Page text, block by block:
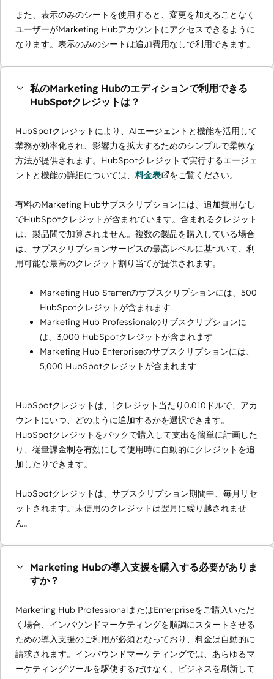
また、表示のみのシートを使用すると、変更を加えることなく
ユーザーがMarketing Hubアカウントにアクセスできるように
なります。表示のみのシートは追加費用なしで利用できます。
私のMarketing Hubのエディションで利用できる
HubSpotクレジットは？
HubSpotクレジットにより、AIエージェントと機能を活用して
業務が効率化され、影響力を拡大するためのシンプルで柔軟な
方法が提供されます。HubSpotクレジットで実行するエージェ
ントと機能の詳細については、 料金表 をご覧ください。
有料のMarketing Hubサブスクリプションには、追加費用なし
でHubSpotクレジットが含まれています。含まれるクレジット
は、製品間で加算されません。複数の製品を購入している場合
は、サブスクリプションサービスの最高レベルに基づいて、利
用可能な最高のクレジット割り当てが提供されます。
Marketing Hub Starterのサブスクリプションには、500
HubSpotクレジットが含まれます
Marketing Hub Professionalのサブスクリプションに
は、3,000 HubSpotクレジットが含まれます
Marketing Hub Enterpriseのサブスクリプションには、
5,000 HubSpotクレジットが含まれます
HubSpotクレジットは、1クレジット当たり0.010ドルで、アカ
ウントにいつ、どのように追加するかを選択できます。
HubSpotクレジットをパックで購入して支出を簡単に計画した
り、従量課金制を有効にして使用時に自動的にクレジットを追
加したりできます。
HubSpotクレジットは、サブスクリプション期間中、毎月リセ
ットされます。未使用のクレジットは翌月に繰り越されませ
ん。
Marketing Hubの導入支援を購入する必要がありま
すか？
Marketing Hub ProfessionalまたはEnterpriseをご購入いただ
く場合、インバウンドマーケティングを順調にスタートさせる
ための導入支援のご利用が必須となっており、料金は自動的に
請求されます。インバウンドマーケティングでは、あらゆるマ
ーケティングツールを駆使するだけなく、ビジネスを刷新して